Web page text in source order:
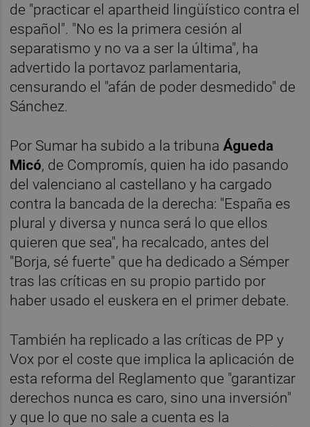
de "practicar el apartheid lingüístico contra el
español". "No es la primera cesión al
separatismo y no va a ser la última", ha
advertido la portavoz parlamentaria,
censurando el "afán de poder desmedido" de
Sánchez.
Por Sumar ha subido a la tribunaÁgueda
Micó, de Compromís, quien ha ido pasando
del valenciano al castellano y ha cargado
contra la bancada de la derecha: "España es
plural y diversa y nunca será lo que ellos
quieren que sea", ha recalcado, antes del
"Borja, sé fuerte" que ha dedicado a Sémper
tras las críticas en su propio partido por
haber usado el euskera en el primer debate.
También ha replicado a las críticas de PP y
Vox por el coste que implica la aplicación de
esta reforma del Reglamento que "garantizar
derechos nunca es caro, sino una inversión"
y que lo que no sale a cuenta es la